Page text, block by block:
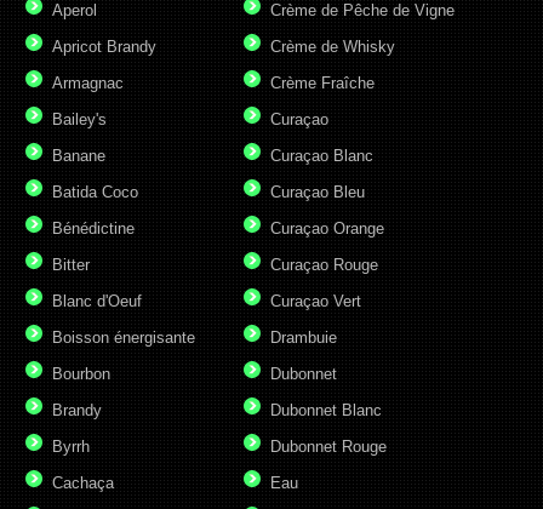
Aperol
Apricot Brandy
Armagnac
Bailey's
Banane
Batida Coco
Bénédictine
Bitter
Blanc d'Oeuf
Boisson énergisante
Bourbon
Brandy
Byrrh
Cachaça
Crème de Pêche de Vigne
Crème de Whisky
Crème Fraîche
Curaçao
Curaçao Blanc
Curaçao Bleu
Curaçao Orange
Curaçao Rouge
Curaçao Vert
Drambuie
Dubonnet
Dubonnet Blanc
Dubonnet Rouge
Eau